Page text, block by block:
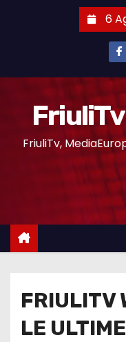
6
FriuliTv,
FRIULITV
LE